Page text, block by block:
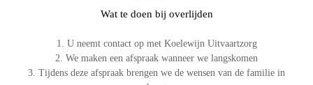
Wat te doen bij overlijden
1. U neemt contact op met Koelewijn Uitvaartzorg
2. We maken een afspraak wanneer we langskomen
3. Tijdens deze afspraak brengen we de wensen van de familie in